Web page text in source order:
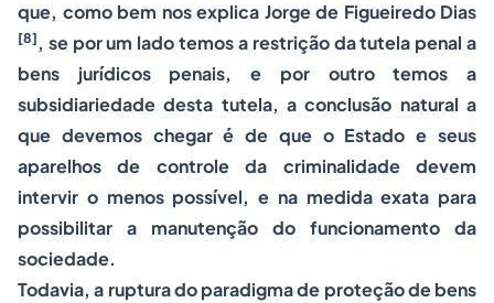
que, como bem nos explica Jorge de Figueiredo Dias
[8] , se por um lado temos a restrição da tutela penal a
bens jurídicos penais, e por outro temos a
subsidiariedade desta tutela, a conclusão natural a
que devemos chegar é de que o Estado e seus
aparelhos de controle da criminalidade devem
intervir o menos possível, e na medida exata para
possibilitar a manutenção do funcionamento da
sociedade.
Todavia, a ruptura do paradigma de proteção de bens